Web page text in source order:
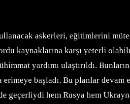
askerleri, eğitimlerini
kaynaklarına karşı yeterli
yardımı ulaştırıldı.
erimeye başladı. Bu planlar devam
geçerliydi hem Rusya hem